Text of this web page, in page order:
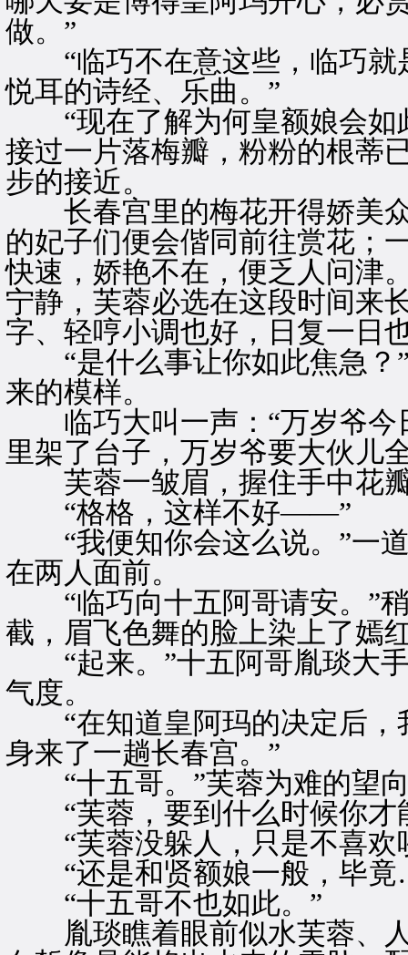
做。”
“临巧不在意这些，临巧就
悦耳的诗经、乐曲。”
“现在了解为何皇额娘会如
接过一片落梅瓣，粉粉的根蒂
步的接近。
长春宫里的梅花开得娇美众
的妃子们便会偕同前往赏花；
快速，娇艳不在，便乏人问津
宁静，芙蓉必选在这段时间来
字、轻哼小调也好，日复一日
“是什么事让你如此焦急？”
来的模样。
临巧大叫一声：“万岁爷今
里架了台子，万岁爷要大伙儿
芙蓉一皱眉，握住手中花瓣
“格格，这样不好——”
“我便知你会这么说。”一道
在两人面前。
“临巧向十五阿哥请安。”稍
截，眉飞色舞的脸上染上了嫣
“起来。”十五阿哥胤琰大手
气度。
“在知道皇阿玛的决定后，
身来了一趟长春宫。”
“十五哥。”芙蓉为难的望
“芙蓉，要到什么时候你才
“芙蓉没躲人，只是不喜欢
“还是和贤额娘一般，毕竟
“十五哥不也如此。”
胤琰瞧着眼前似水芙蓉、人